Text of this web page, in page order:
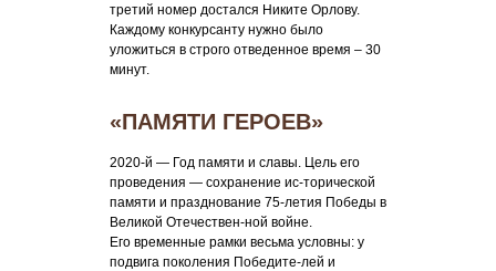
третий номер достался Никите Орлову.
Каждому конкурсанту нужно было
уложиться в строго отведенное время – 30
минут.
«ПАМЯТИ ГЕРОЕВ»
2020-й — Год памяти и славы. Цель его
проведения — сохранение ис-торической
памяти и празднование 75-летия Победы в
Великой Отечествен-ной войне.
Его временные рамки весьма условны: у
подвига поколения Победите-лей и